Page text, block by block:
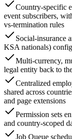
Country-specific
event subscribers,
vs-termination rules
Social-insurance
KSA nationals)
Multi-currency,
legal entity back to
Centralized
shared across
and page extensions
Permission sets
and country-scoped
Job Queue